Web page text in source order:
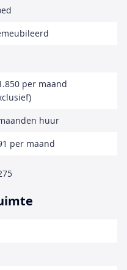
per maand
huur
per maand